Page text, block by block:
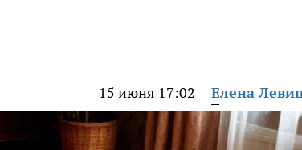
15 июня 17:02 Елена